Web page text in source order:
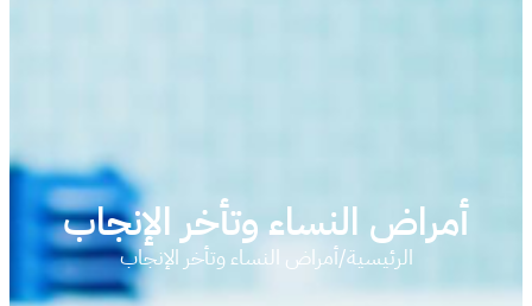
أمراض النساء وتأخر الإنجاب
الرئيسية/أمراض النساء وتأخر الإنجاب